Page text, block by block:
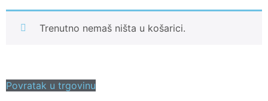
Trenutno nemaš ništa u košarici.
Povratak u trgovinu